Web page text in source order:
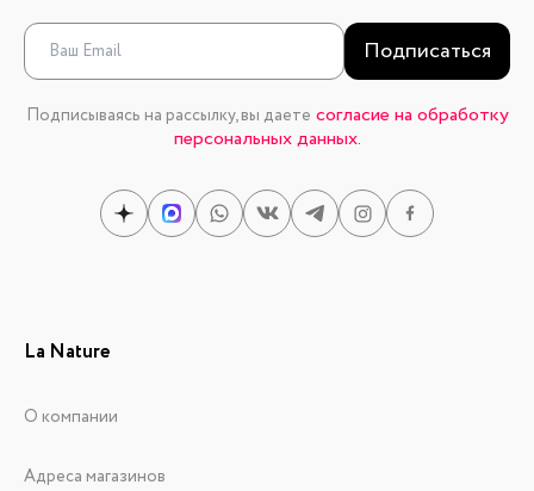
Подписаться
Подписываясь на рассылку, вы даете согласие на обработку
персональных данных.
La Nature
О компании
Адреса магазинов